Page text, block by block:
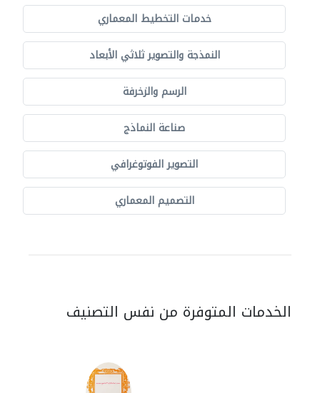
خدمات التخطيط المعماري
النمذجة والتصوير ثلاثي الأبعاد
الرسم والزخرفة
صناعة النماذج
التصوير الفوتوغرافي
التصميم المعماري
الخدمات المتوفرة من نفس التصنيف